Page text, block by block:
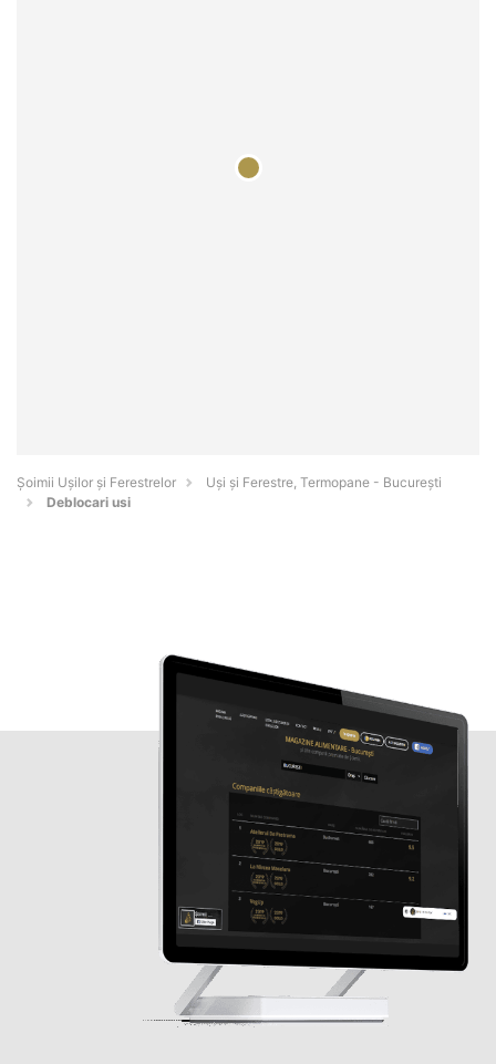
Șoimii Ușilor și Ferestrelor
Uși și Ferestre, Termopane - Bucureşti
Deblocari usi